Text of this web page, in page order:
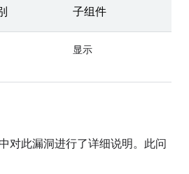
子组件
显示
对此漏洞进行了详细说明。此问